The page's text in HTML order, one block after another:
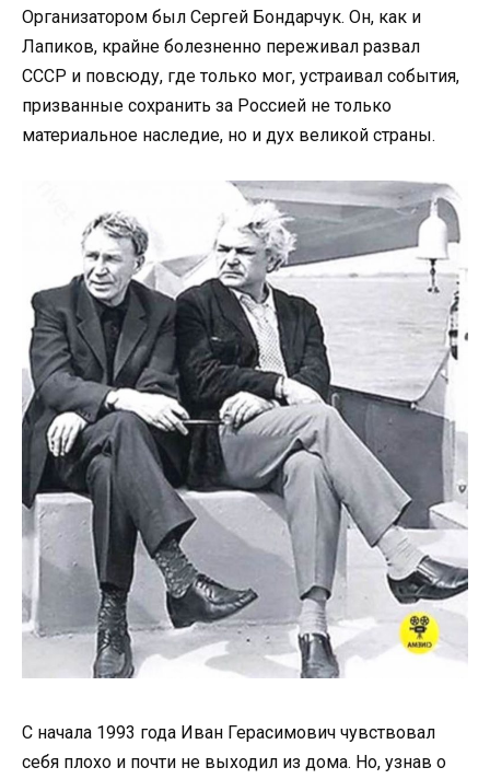
Организатором был Сергей Бондарчук. Он, как и
Лапиков, крайне болезненно переживал развал
СССР и повсюду, где только мог, устраивал события,
призванные сохранить за Россией не только
материальное наследие, но и дух великой страны.
С начала 1993 года Иван Герасимович чувствовал
себя плохо и почти не выходил из дома. Но, узнав о